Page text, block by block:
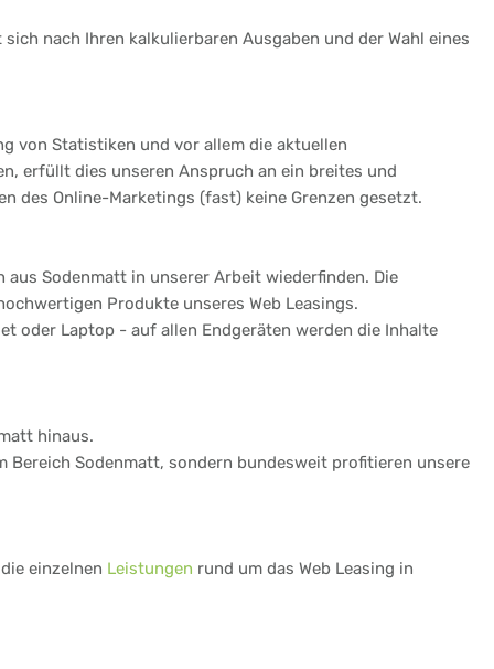
nach Ihren kalkulierbaren Ausgaben und der Wahl eines
von Statistiken und vor allem die aktuellen
erfüllt dies unseren Anspruch an ein breites und
des Online-Marketings (fast) keine Grenzen gesetzt.
Sodenmatt in unserer Arbeit wiederfinden. Die
Produkte unseres Web Leasings.
oder Laptop - auf allen Endgeräten werden die Inhalte
hinaus.
Sodenmatt, sondern bundesweit profitieren unsere
einzelnen Leistungen rund um das Web Leasing in